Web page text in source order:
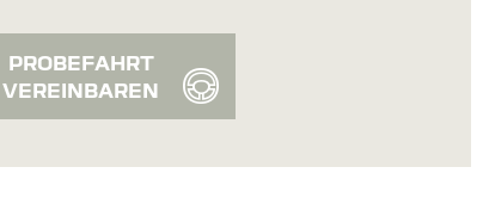
PROBEFAHRT
VEREINBAREN